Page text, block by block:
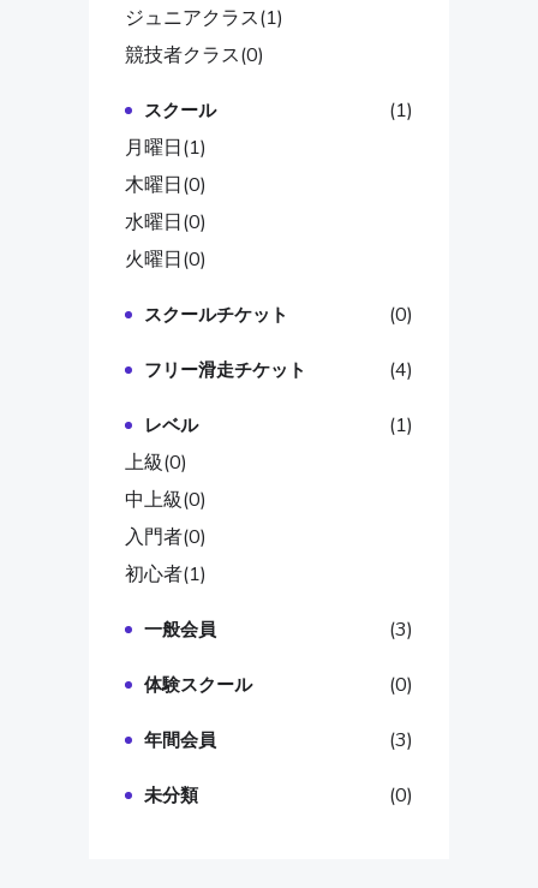
ジュニアクラス(1)
競技者クラス(0)
スクール
(1)
月曜日(1)
木曜日(0)
水曜日(0)
火曜日(0)
スクールチケット (0)
フリー滑走チケット (4)
レベル
(1)
上級(0)
中上級(0)
入門者(0)
初心者(1)
一般会員 (3)
体験スクール (0)
年間会員 (3)
未分類 (0)